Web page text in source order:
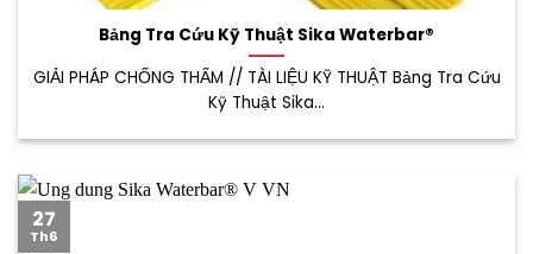
Bảng Tra Cứu Kỹ Thuật Sika Waterbar®
GIẢI PHÁP CHỐNG THẤM // TÀI LIỆU KỸ THUẬT Bảng Tra Cứu
Kỹ Thuật Sika...
27
Th6